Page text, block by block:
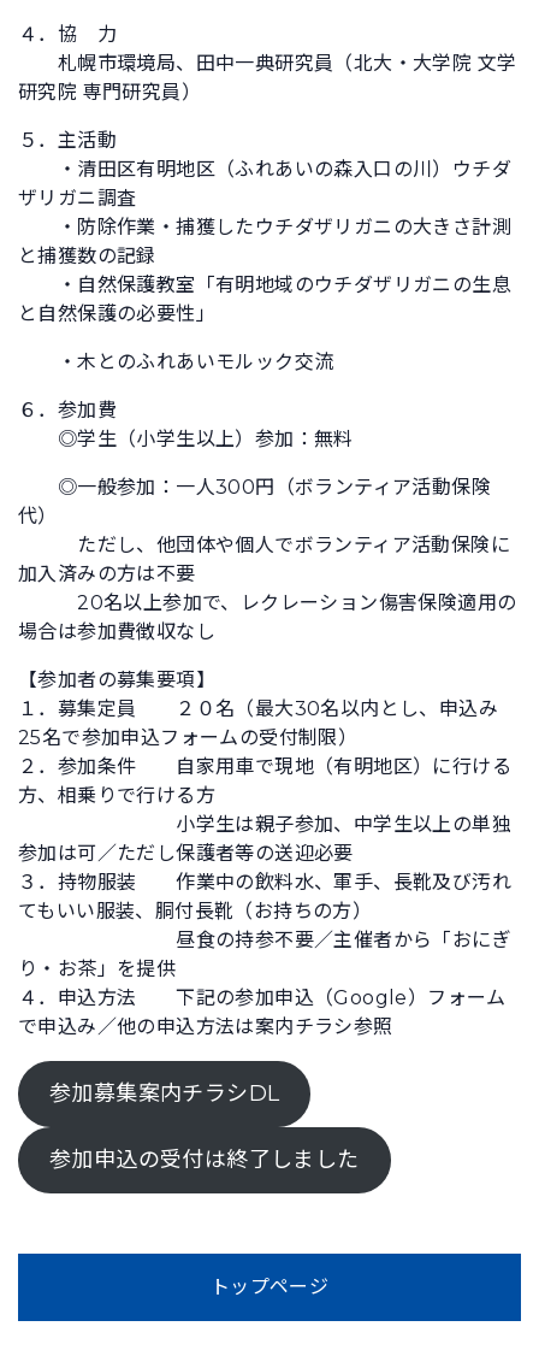
４．協 力
札幌市環境局、田中一典研究員（北大・大学院 文学
研究院 専門研究員）
５．主活動
・清田区有明地区（ふれあいの森入口の川）ウチダ
ザリガニ調査
・防除作業・捕獲したウチダザリガニの大きさ計測
と捕獲数の記録
・自然保護教室「有明地域のウチダザリガニの生息
と自然保護の必要性」
・木とのふれあいモルック交流
６．参加費
◎学生（小学生以上）参加：無料
◎一般参加：一人300円（ボランティア活動保険
代）
ただし、他団体や個人でボランティア活動保険に
加入済みの方は不要
20名以上参加で、レクレーション傷害保険適用の
場合は参加費徴収なし
【参加者の募集要項】
１．募集定員 ２０名（最大30名以内とし、申込み
25名で参加申込フォームの受付制限）
２．参加条件 自家用車で現地（有明地区）に行ける
方、相乗りで行ける方
小学生は親子参加、中学生以上の単独
参加は可／ただし保護者等の送迎必要
３．持物服装 作業中の飲料水、軍手、長靴及び汚れ
てもいい服装、胴付長靴（お持ちの方）
昼食の持参不要／主催者から「おにぎ
り・お茶」を提供
４．申込方法 下記の参加申込（Google）フォーム
で申込み／他の申込方法は案内チラシ参照
参加募集案内チラシDL
参加申込の受付は終了しました
トップページ